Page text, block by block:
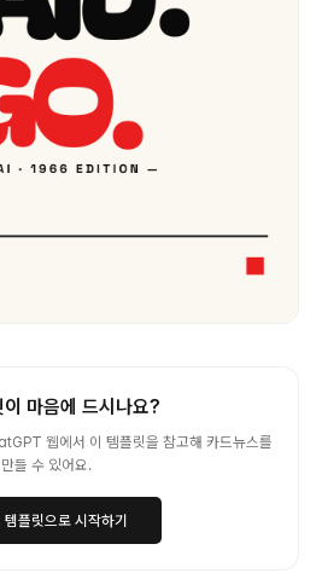
이 마음에 드시나요?
웹에서 이 템플릿을 참고해 카드뉴스를
만들 수 있어요.
템플릿으로 시작하기